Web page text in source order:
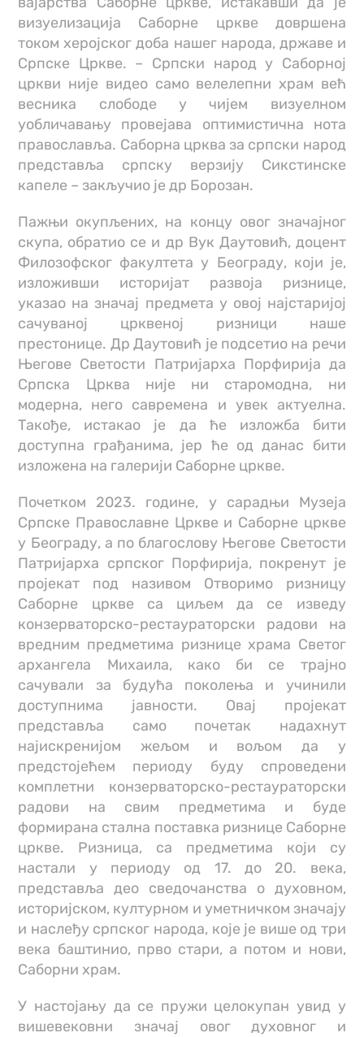
визуелизација Саборне цркве довршена
током херојског доба нашег народа, државе и
Српске Цркве. – Српски народ у Саборној
цркви није видео само велелепни храм већ
весника слободе у чијем визуелном
уобличавању провејава оптимистична нота
православља. Саборна црква за српски народ
представља српску верзију Сикстинске
капеле – закључио је др Борозан.
Пажњи окупљених, на концу овог значајног
скупа, обратио се и др Вук Даутовић, доцент
Филозофског факултета у Београду, који је,
изложивши историјат развоја ризнице,
указао на значај предмета у овој најстаријој
сачуваној црквеној ризници наше
престонице. Др Даутовић је подсетио на речи
Његове Светости Патријарха Порфирија да
Српска Црква није ни старомодна, ни
модерна, него савремена и увек актуелна.
Такође, истакао је да ће изложба бити
доступна грађанима, јер ће од данас бити
изложена на галерији Саборне цркве.
Почетком 2023. године, у сарадњи Музеја
Српске Православне Цркве и Саборне цркве
у Београду, а по благослову Његове Светости
Патријарха српског Порфирија, покренут је
пројекат под називом Отворимо ризницу
Саборне цркве са циљем да се изведу
конзерваторско-рестаураторски радови на
вредним предметима ризнице храма Светог
архангела Михаила, како би се трајно
сачували за будућа поколења и учинили
доступнима јавности. Овај пројекат
представља само почетак надахнут
најискренијом жељом и вољом да у
предстојећем периоду буду спроведени
комплетни конзерваторско-рестаураторски
радови на свим предметима и буде
формирана стална поставка ризнице Саборне
цркве. Ризница, са предметима који су
настали у периоду од 17. до 20. века,
представља део сведочанства о духовном,
историјском, културном и уметничком значају
и наслеђу српског народа, које је више од три
века баштинио, прво стари, а потом и нови,
Саборни храм.
У настојању да се пружи целокупан увид у
вишевековни значај овог духовног и